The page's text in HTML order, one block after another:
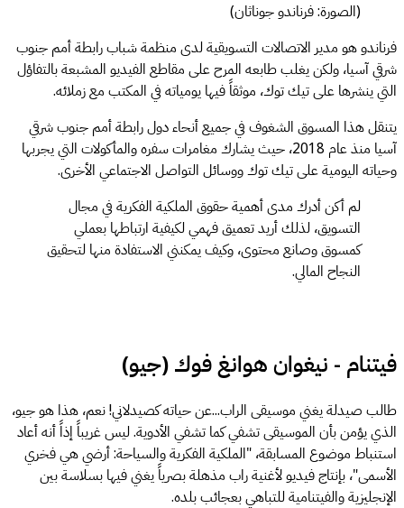
(الصورة: فرناندو جوناثان)
فرناندو هو مدير الاتصالات التسويقية لدى منظمة شباب رابطة أمم جنوب
شرقي آسيا، ولكن يغلب طابعه المرح على مقاطع الفيديو المشبعة بالتفاؤل
التي ينشرها على تيك توك، موثقاً فيها يومياته في المكتب مع زملائه.
يتنقل هذا المسوق الشغوف في جميع أنحاء دول رابطة أمم جنوب شرقي
آسيا منذ عام 2018، حيث يشارك مغامرات سفره والمأكولات التي يجربها
وحياته اليومية على تيك توك ووسائل التواصل الاجتماعي الأخرى.
لم أكن أدرك مدى أهمية حقوق الملكية الفكرية في مجال
التسويق، لذلك أريد تعميق فهمي لكيفية ارتباطها بعملي
كمسوق وصانع محتوى، وكيف يمكنني الاستفادة منها لتحقيق
النجاح المالي.
فيتنام - نيغوان هوانغ فوك (جيو)
طالب صيدلة يغني موسيقى الراب...عن حياته كصيدلاني! نعم، هذا هو جيو،
الذي يؤمن بأن الموسيقى تشفي كما تشفي الأدوية. ليس غريباً إذاً أنه أعاد
استنباط موضوع المسابقة، "الملكية الفكرية والسياحة: أرضي هي فخري
الأسمى"، بإنتاج فيديو لأغنية راب مذهلة بصرياً يغني فيها بسلاسة بين
الإنجليزية والفيتنامية للتباهي بعجائب بلده.